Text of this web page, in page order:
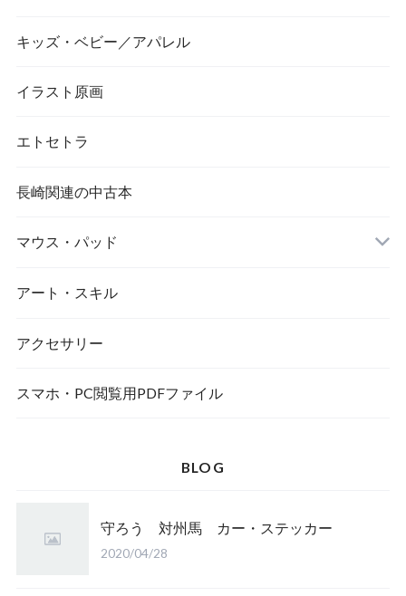
画像／長崎市／景観
キッズ・ベビー／アパレル
イラスト原画
エトセトラ
長崎関連の中古本
マウス・パッド
アート・スキル
アクセサリー
スマホ・PC閲覧用PDFファイル
BLOG
守ろう 対州馬 カー・ステッカー
2020/04/28